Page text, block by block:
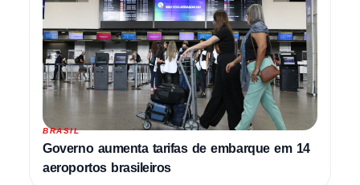
BRASIL
Governo aumenta tarifas de embarque em 14
aeroportos brasileiros